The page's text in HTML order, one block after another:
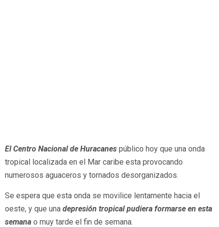
El Centro Nacional de Huracanes público hoy que una onda
tropical localizada en el Mar caribe esta provocando
numerosos aguaceros y tornados desorganizados.
Se espera que esta onda se movilice lentamente hacia el
oeste, y que una depresión tropical pudiera formarse en esta
semana o muy tarde el fin de semana.